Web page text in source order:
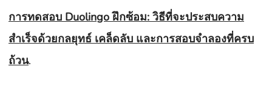
การทดสอบ Duolingo ฝึกซ้อม: วิธีที่จะประสบความ
สำเร็จด้วยกลยุทธ์ เคล็ดลับ และการสอบจำลองที่ครบ
ถ้วน.